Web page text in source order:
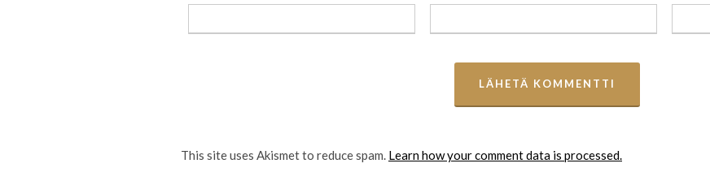
This site uses Akismet to reduce spam. Learn how your comment data is processed.